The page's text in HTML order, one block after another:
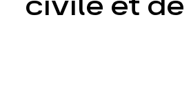
civile et